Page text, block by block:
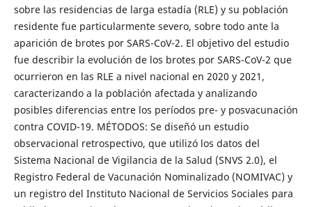
sobre las residencias de larga estadía (RLE) y su población
residente fue particularmente severo, sobre todo ante la
aparición de brotes por SARS-CoV-2. El objetivo del estudio
fue describir la evolución de los brotes por SARS-CoV-2 que
ocurrieron en las RLE a nivel nacional en 2020 y 2021,
caracterizando a la población afectada y analizando
posibles diferencias entre los períodos pre- y posvacunación
contra COVID-19. MÉTODOS: Se diseñó un estudio
observacional retrospectivo, que utilizó los datos del
Sistema Nacional de Vigilancia de la Salud (SNVS 2.0), el
Registro Federal de Vacunación Nominalizado (NOMIVAC) y
un registro del Instituto Nacional de Servicios Sociales para